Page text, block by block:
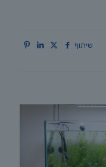
שיתוף